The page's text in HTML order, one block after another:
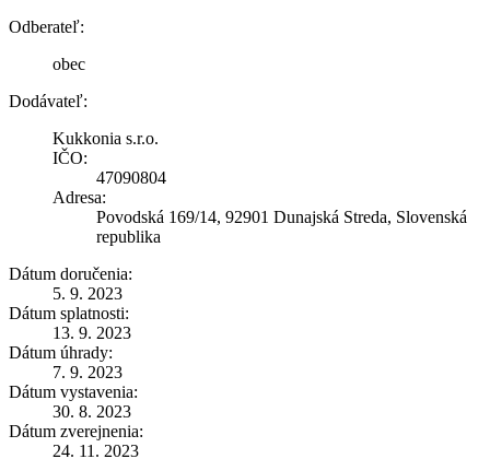
Odberateľ:
obec
Dodávateľ:
Kukkonia s.r.o.
IČO:
47090804
Adresa:
Povodská 169/14, 92901 Dunajská Streda, Slovenská
republika
Dátum doručenia:
5. 9. 2023
Dátum splatnosti:
13. 9. 2023
Dátum úhrady:
7. 9. 2023
Dátum vystavenia:
30. 8. 2023
Dátum zverejnenia:
24. 11. 2023